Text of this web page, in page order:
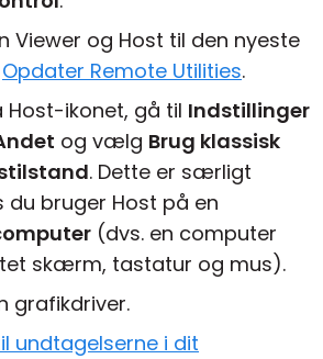
Viewer og Host til den nyeste
Opdater Remote Utilities.
Host-ikonet, gå til Indstillinger
og vælg Brug klassisk
. Dette er særligt
du bruger Host på en
(dvs. en computer
skærm, tastatur og mus).
grafikdriver.
undtagelserne i dit